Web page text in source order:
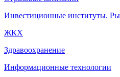
Инвестиционные институты.
ЖКХ
Здравоохранение
Информационные технологии